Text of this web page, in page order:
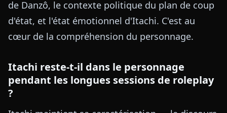
de Danzô, le contexte politique du plan de coup
d'état, et l'état émotionnel d'Itachi. C'est au
cœur de la compréhension du personnage.
Itachi reste-t-il dans le personnage
pendant les longues sessions de roleplay
?